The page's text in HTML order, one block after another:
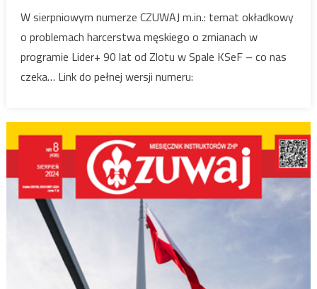
W sierpniowym numerze CZUWAJ m.in.: temat okładkowy
o problemach harcerstwa męskiego o zmianach w
programie Lider+ 90 lat od Zlotu w Spale KSeF – co nas
czeka… Link do pełnej wersji numeru: